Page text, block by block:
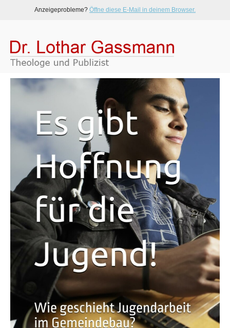
Anzeigeprobleme? Öffne diese E-Mail in deinem Browser.